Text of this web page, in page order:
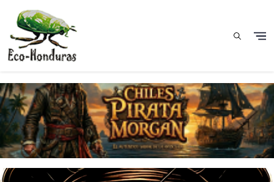
Catálogo Chiles Pirata
Morgan